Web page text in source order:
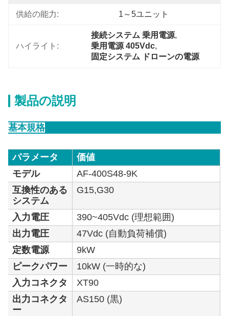
供給の能力: 1～5ユニット
ハイライト:
接続システム 乗用電源,
乗用電源 405Vdc,
固定システム ドローンの電源
製品の説明
基本規格
パラメータ
価値
モデル
AF-400S48-9K
互換性のある
システム
G15,G30
入力電圧
390~405Vdc (理想範囲)
出力電圧
47Vdc (自動負荷補償)
定数電源
9kW
ピークパワー
10kW (一時的な)
入力コネクタ
XT90
出力コネクタ
ー
AS150 (黒)